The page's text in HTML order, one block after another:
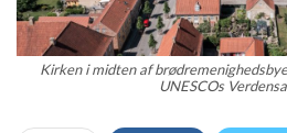
Kirken i midten af
UNESCOs